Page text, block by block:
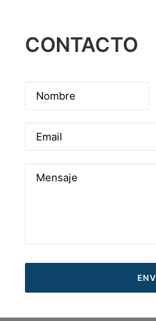
CONTACTO